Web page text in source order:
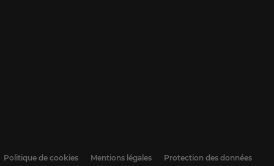
Politique de cookies Mentions légales Protection des données